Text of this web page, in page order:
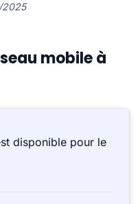
2025
mobile à
disponible pour le